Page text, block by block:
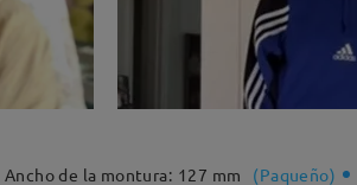
Ancho de la montura: 127 mm (Paqueño)